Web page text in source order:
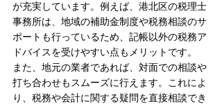
が充実しています。例えば、港北区の税理士
事務所は、地域の補助金制度や税務相談のサ
ポートも行っているため、記帳以外の税務ア
ドバイスを受けやすい点もメリットです。
また、地元の業者であれば、対面での相談や
打ち合わせもスムーズに行えます。これによ
り、税務や会計に関する疑問を直接相談でき